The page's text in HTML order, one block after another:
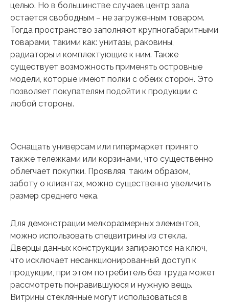
целью. Но в большинстве случаев центр зала
остается свободным – не загруженным товаром.
Тогда пространство заполняют крупногабаритными
товарами, такими как: унитазы, раковины,
радиаторы и комплектующие к ним. Также
существует возможность применять островные
модели, которые имеют полки с обеих сторон. Это
позволяет покупателям подойти к продукции с
любой стороны.
Оснащать универсам или гипермаркет принято
также тележками или корзинами, что существенно
облегчает покупки. Проявляя, таким образом,
заботу о клиентах, можно существенно увеличить
размер среднего чека.
Для демонстрации мелкоразмерных элементов,
можно использовать спецвитрины из стекла.
Дверцы данных конструкции запираются на ключ,
что исключает несанкционированный доступ к
продукции, при этом потребитель без труда может
рассмотреть понравившуюся и нужную вещь.
Витрины стеклянные могут использоваться в